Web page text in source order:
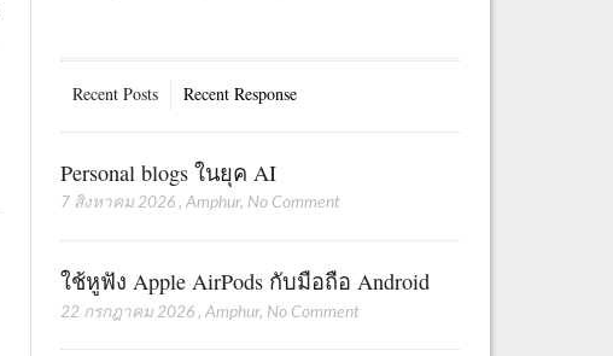
Recent Posts Recent Response
Personal blogs ในยุค AI
7 สิงหาคม 2026 ,Amphur, No Comment
ใช้หูฟัง Apple AirPods กับมือถือ Android
22 กรกฎาคม 2026 ,Amphur, No Comment